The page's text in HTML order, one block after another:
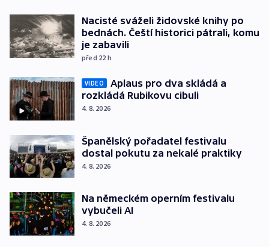
Nacisté sváželi židovské knihy po
bednách. Čeští historici pátrali, komu
je zabavili
před 22 h
VIDEO
Aplaus pro dva skládá a
rozkládá Rubikovu cibuli
4. 8. 2026
Španělský pořadatel festivalu
dostal pokutu za nekalé praktiky
4. 8. 2026
Na německém operním festivalu
vybučeli AI
4. 8. 2026